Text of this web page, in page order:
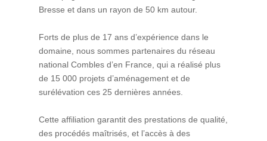
Bresse et dans un rayon de 50 km autour.
Forts de plus de 17 ans d’expérience dans le
domaine, nous sommes partenaires du réseau
national Combles d’en France, qui a réalisé plus
de 15 000 projets d’aménagement et de
surélévation ces 25 dernières années.
Cette affiliation garantit des prestations de qualité,
des procédés maîtrisés, et l’accès à des